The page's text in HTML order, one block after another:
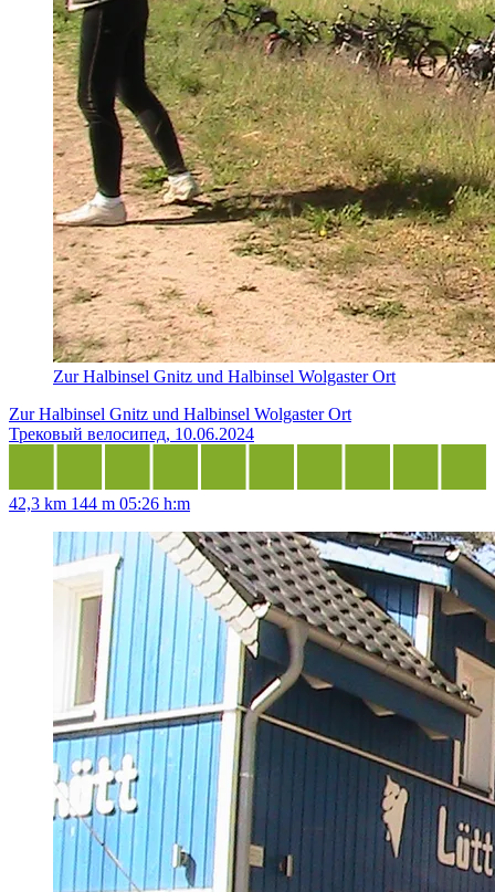
Zur Halbinsel Gnitz und Halbinsel Wolgaster Ort
Zur Halbinsel Gnitz und Halbinsel Wolgaster Ort
Трековый велосипед, 10.06.2024
42,3 km 144 m 05:26 h:m